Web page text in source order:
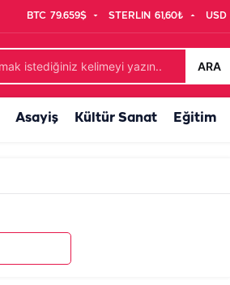
BTC 79.659$ STERLIN 61,60₺ USD
ARA
Asayiş Kültür Sanat Eğitim